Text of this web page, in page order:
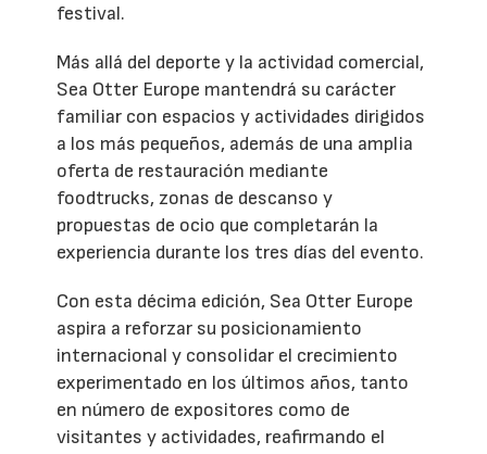
festival.
Más allá del deporte y la actividad comercial,
Sea Otter Europe mantendrá su carácter
familiar con espacios y actividades dirigidos
a los más pequeños, además de una amplia
oferta de restauración mediante
foodtrucks, zonas de descanso y
propuestas de ocio que completarán la
experiencia durante los tres días del evento.
Con esta décima edición, Sea Otter Europe
aspira a reforzar su posicionamiento
internacional y consolidar el crecimiento
experimentado en los últimos años, tanto
en número de expositores como de
visitantes y actividades, reafirmando el